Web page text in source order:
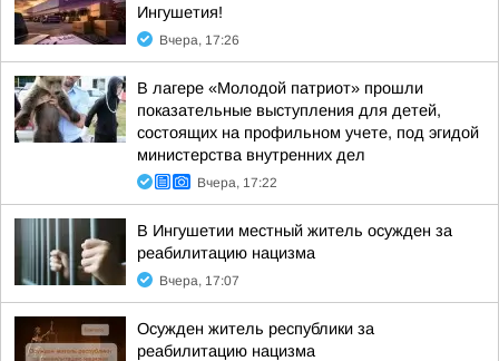
Ингушетия!
Вчера, 17:26
В лагере «Молодой патриот» прошли
показательные выступления для детей,
состоящих на профильном учете, под эгидой
министерства внутренних дел
Вчера, 17:22
В Ингушетии местный житель осужден за
реабилитацию нацизма
Вчера, 17:07
Осужден житель республики за
реабилитацию нацизма